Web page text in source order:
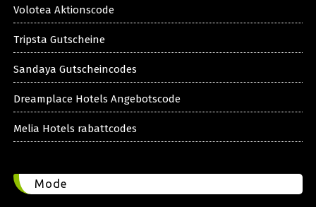
Volotea Aktionscode
Tripsta Gutscheine
Sandaya Gutscheincodes
Dreamplace Hotels Angebotscode
Melia Hotels rabattcodes
Mode